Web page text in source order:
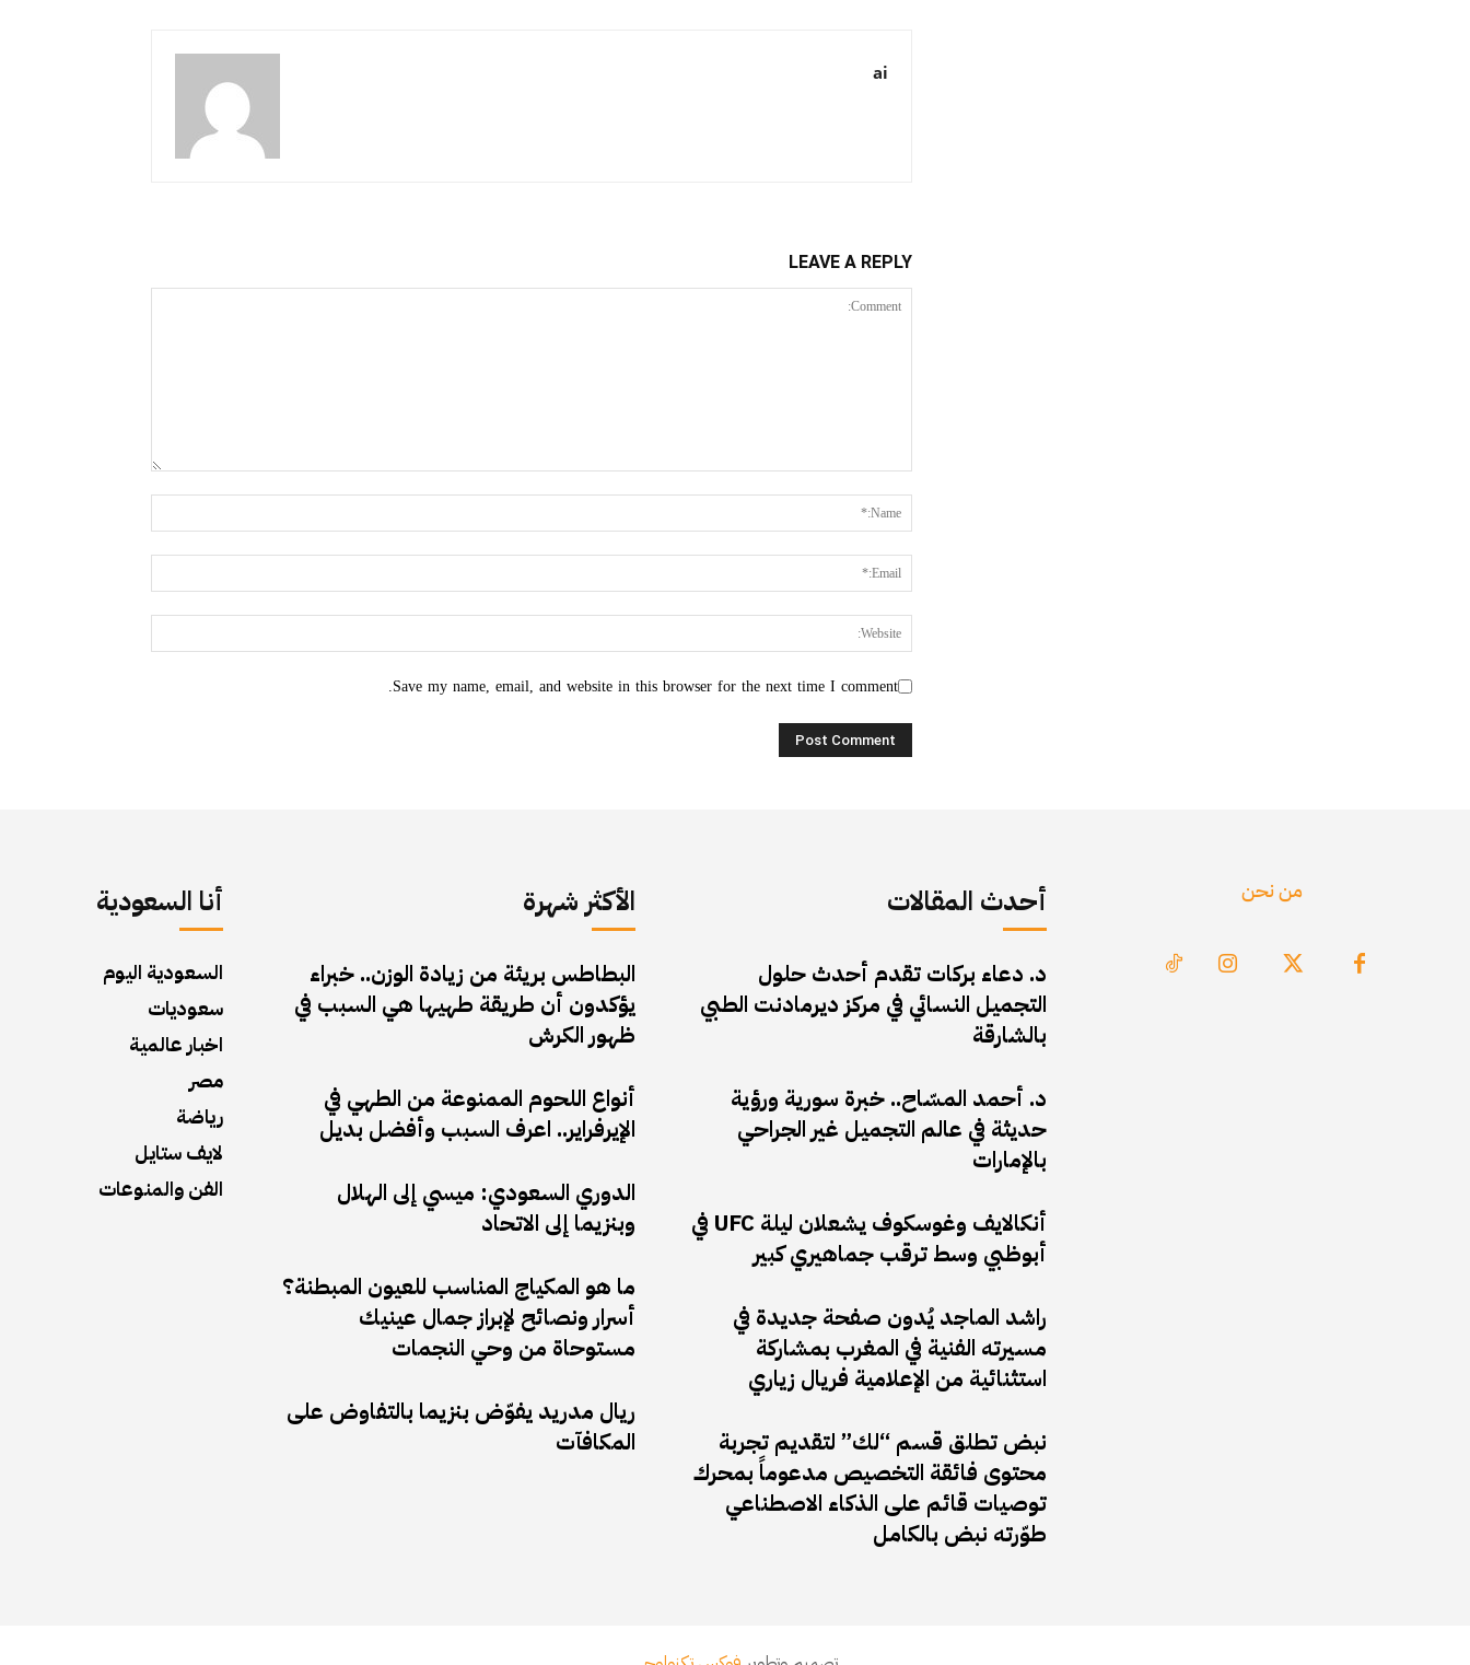
ai
LEAVE A REPLY
Save my name, email, and website in this browser for the next time I comment.
أنا السعودية
السعودية اليوم
سعوديات
اخبار عالمية
مصر
رياضة
لايف ستايل
الفن والمنوعات
الأكثر شهرة
البطاطس بريئة من زيادة الوزن.. خبراء
يؤكدون أن طريقة طهيها هي السبب في
ظهور الكرش
أنواع اللحوم الممنوعة من الطهي في
الإيرفراير.. اعرف السبب وأفضل بديل
الدوري السعودي: ميسي إلى الهلال
وبنزيما إلى الاتحاد
ما هو المكياج المناسب للعيون المبطنة؟
أسرار ونصائح لإبراز جمال عينيك
مستوحاة من وحي النجمات
ريال مدريد يفوّض بنزيما بالتفاوض على
المكافآت
أحدث المقالات
د. دعاء بركات تقدم أحدث حلول
التجميل النسائي في مركز ديرمادنت الطبي
بالشارقة
د. أحمد المسّاح.. خبرة سورية ورؤية
حديثة في عالم التجميل غير الجراحي
بالإمارات
أنكالايف وغوسكوف يشعلان ليلة UFC في
أبوظبي وسط ترقب جماهيري كبير
راشد الماجد يُدون صفحة جديدة في
مسيرته الفنية في المغرب بمشاركة
استثنائية من الإعلامية فريال زياري
نبض تطلق قسم “لك” لتقديم تجربة
محتوى فائقة التخصيص مدعوماً بمحرك
توصيات قائم على الذكاء الاصطناعي
طوّرته نبض بالكامل
من نحن